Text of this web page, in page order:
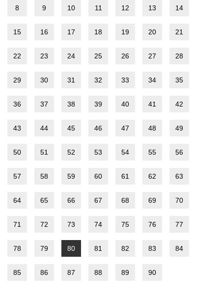
8 9 10 11 12 13 14
15 16 17 18 19 20 21
22 23 24 25 26 27 28
29 30 31 32 33 34 35
36 37 38 39 40 41 42
43 44 45 46 47 48 49
50 51 52 53 54 55 56
57 58 59 60 61 62 63
64 65 66 67 68 69 70
71 72 73 74 75 76 77
78 79 80 81 82 83 84
85 86 87 88 89 90